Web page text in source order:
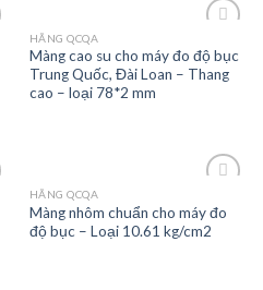
Add to
HÃNG QCQA
Màng cao su cho máy đo độ bục
Trung Quốc, Đài Loan – Thang
cao – loại 78*2 mm
Add to
HÃNG QCQA
Màng nhôm chuẩn cho máy đo
độ bục – Loại 10.61 kg/cm2